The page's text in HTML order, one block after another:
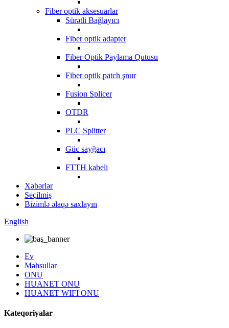
Fiber optik aksesuarlar
Sürətli Bağlayıcı
Fiber optik adapter
Fiber Optik Paylama Qutusu
Fiber optik patch şnur
Fusion Splicer
OTDR
PLC Splitter
Güc sayğacı
FTTH kabeli
Xəbərlər
Seçilmiş
Bizimlə əlaqə saxlayın
English
Ev
Məhsullar
ONU
HUANET ONU
HUANET WIFI ONU
Kateqoriyalar